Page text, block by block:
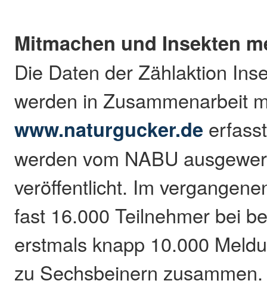
Mitmachen und Insekten
Die Daten der Zählaktion
werden in Zusammenarbeit
www.naturgucker.de
werden vom NABU
veröffentlicht. Im
fast 16.000 Teilnehmer bei
erstmals knapp 10.000
zu Sechsbeinern zusammen.